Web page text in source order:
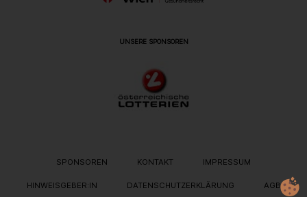
UNSERE SPONSOREN
METANAVIGATION
SPONSOREN KONTAKT IMPRESSUM
HINWEISGEBER:IN DATENSCHUTZERKLÄRUNG AGB